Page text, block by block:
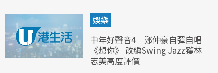
娛樂
中年好聲音4｜鄭仲豪自彈自唱
《想你》 改編Swing Jazz獲林
志美高度評價